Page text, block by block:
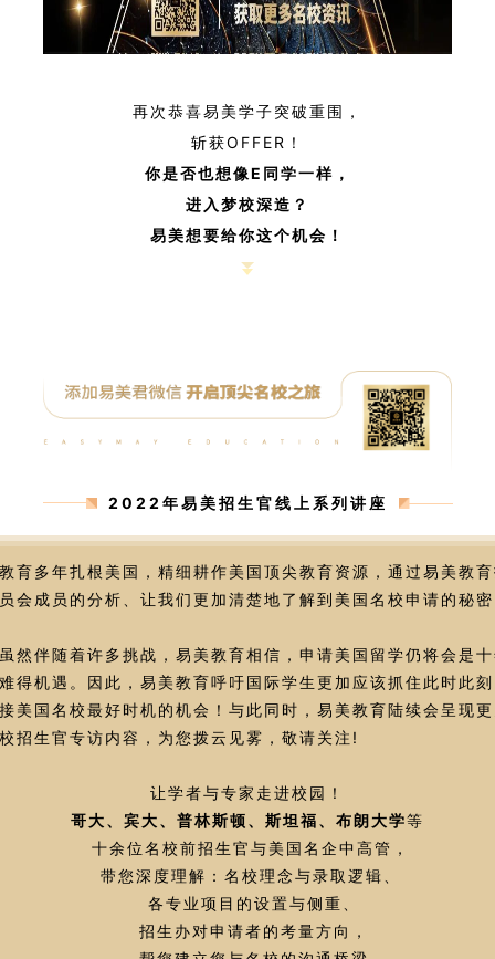
再次恭喜易美学子突破重围，
斩获OFFER！
你是否也想像E 同学一样，
进入梦校深造？
易美想要给你这个机会！
2022年易美招生官线上系列讲座
育多年扎根美国，精细耕作美国顶尖教育资源，通过易美教
会成员的分析、让我们更加清楚地了解到美国名校申请的秘
然伴随着许多挑战，易美教育相信，申请美国留学仍将会是
得机遇。因此，易美教育呼吁国际学生更加应该抓住此时此
美国名校最好时机的机会！与此同时，易美教育陆续会呈现
招生官专访内容，为您拨云见雾，敬请关注!
让学者与专家走进校园！
哥大、宾大、普林斯顿、斯坦福、布朗大学等
十余位名校前招生官与美国名企中高管，
带您深度理解：名校理念与录取逻辑、
各专业项目的设置与侧重、
招生办对申请者的考量方向，